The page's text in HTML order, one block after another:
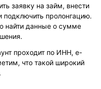
заявку на займ, внести
подключить пролонгацию.
найти данные о сумме
проходит по ИНН, e-
что такой широкий